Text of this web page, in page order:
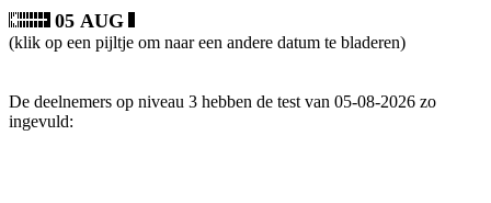
05 AUG
(klik op een pijltje om naar een andere datum te bladeren)
De deelnemers op niveau 3 hebben de test van 05-08-2026 zo
ingevuld: